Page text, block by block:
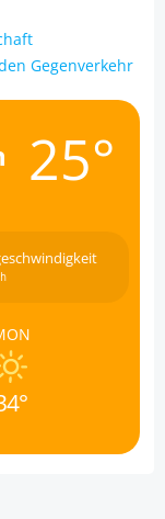
Gegenverkehr
25°